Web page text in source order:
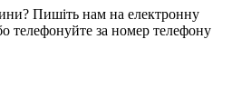
Пишіть нам на електронну
телефонуйте за номер телефону